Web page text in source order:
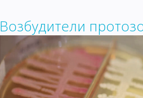
Возбудители